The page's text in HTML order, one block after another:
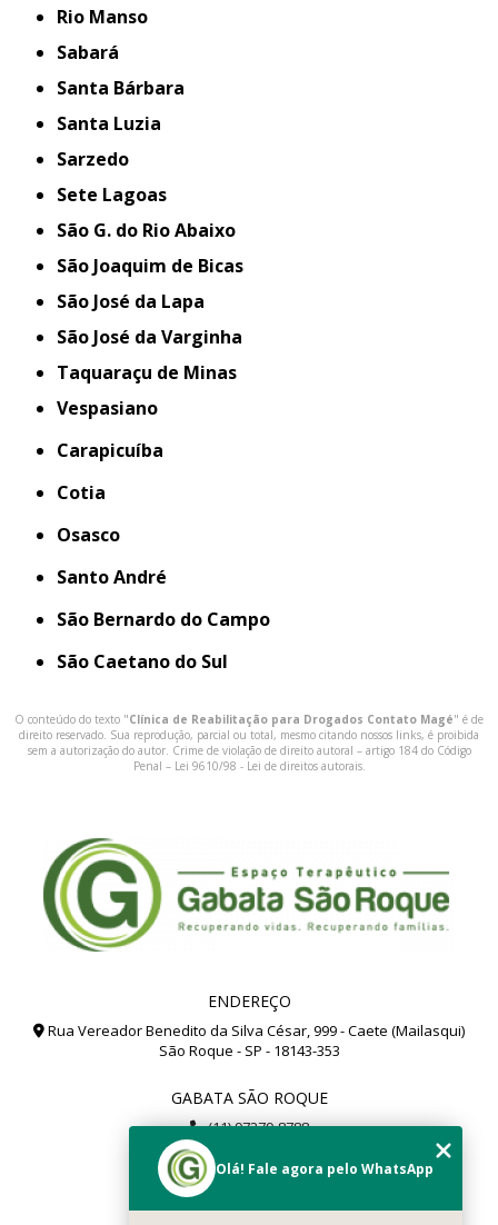
Rio Manso
Sabará
Santa Bárbara
Santa Luzia
Sarzedo
Sete Lagoas
São G. do Rio Abaixo
São Joaquim de Bicas
São José da Lapa
São José da Varginha
Taquaraçu de Minas
Vespasiano
Carapicuíba
Cotia
Osasco
Santo André
São Bernardo do Campo
São Caetano do Sul
O conteúdo do texto "Clínica de Reabilitação para Drogados Contato Magé" é de
direito reservado. Sua reprodução, parcial ou total, mesmo citando nossos links, é proibida
sem a autorização do autor. Crime de violação de direito autoral – artigo 184 do Código
Penal – Lei 9610/98 - Lei de direitos autorais.
ENDEREÇO
Rua Vereador Benedito da Silva César, 999 - Caete (Mailasqui)
São Roque - SP - 18143-353
GABATA SÃO ROQUE
(11) 97279-8788
(11) 99112-8504
gabata@gabata.com.br
Olá! Fale agora pelo WhatsApp